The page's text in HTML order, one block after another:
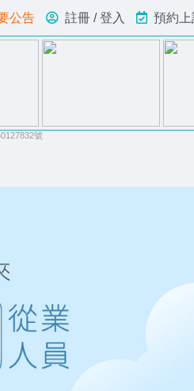
公告 註冊 / 登入 預約上
號